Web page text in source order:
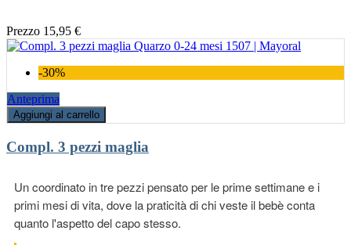
Prezzo 15,95 €
-30%
Anteprima
Aggiungi al carrello
Compl. 3 pezzi maglia
Un coordinato in tre pezzi pensato per le prime settimane e i
primi mesi di vita, dove la praticità di chi veste il bebè conta
quanto l'aspetto del capo stesso.